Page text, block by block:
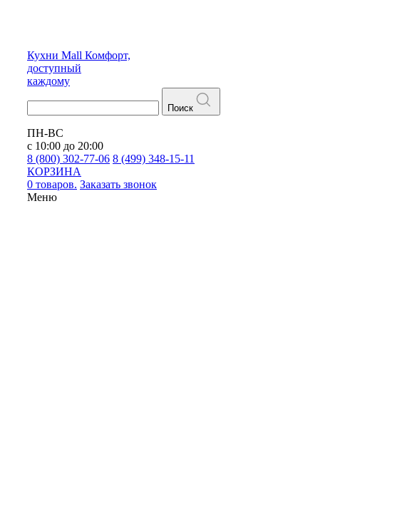
Кухни Mall Комфорт,
доступный
каждому
Поиск
ПН-ВС
с 10:00 до 20:00
8 (800) 302-77-06 8 (499) 348-15-11
КОРЗИНА
0 товаров. Заказать звонок
Меню